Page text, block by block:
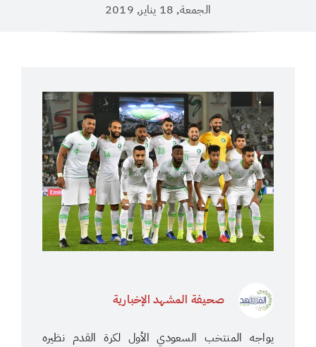
الجمعة, 18 يناير, 2019
صحيفة المشهد الإخبارية
يواجه المنتخب السعودي الأول لكرة القدم نظيره